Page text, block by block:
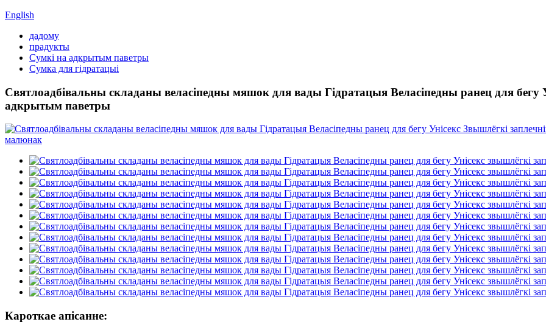
English
дадому
прадукты
Сумкі на адкрытым паветры
Сумка для гідратацыі
Святлоадбівальны складаны веласіпедны мяшок для вады Гідратацыя Веласіпедны ранец для бегу
адкрытым паветры
Кароткае апісанне: